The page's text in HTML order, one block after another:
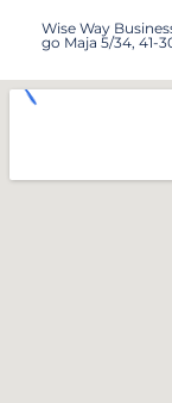
Wise Way
go Maja 5/34, 41-